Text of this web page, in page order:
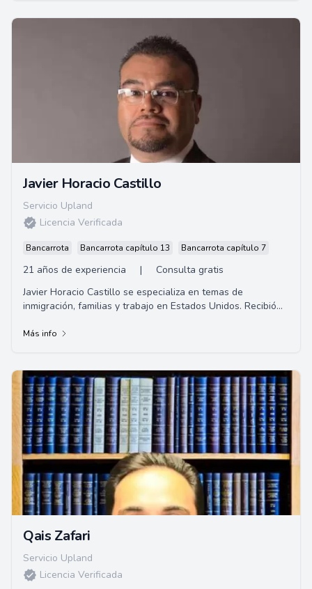
Javier Horacio Castillo
Servicio Upland
Licencia Verificada
Bancarrota Bancarrota capítulo 13 Bancarrota capítulo 7
21 años de experiencia |
Consulta gratis
Javier Horacio Castillo se especializa en temas de
inmigración, familias y trabajo en Estados Unidos. Recibió
Más info
Qais Zafari
Servicio Upland
Licencia Verificada